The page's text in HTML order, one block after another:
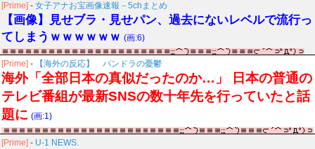
[Prime] - 女子アナお宝画像速報－5chまとめ
【画像】見せブラ・見せパン、過去にないレベルで流行っ
てしまうｗｗｗｗｗｗ (画:6)
[Prime] - 【海外の反応】 パンドラの憂鬱
海外「全部日本の真似だったのか…」 日本の普通の
テレビ番組が最新SNSの数十年先を行っていたと話
題に (画:1)
[Prime] - U-1 NEWS.